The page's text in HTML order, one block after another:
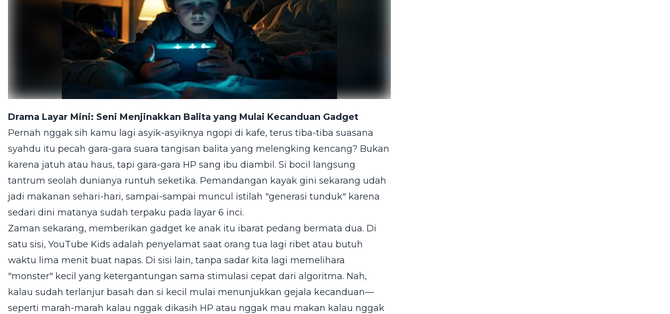
Drama Layar Mini: Seni Menjinakkan Balita yang Mulai Kecanduan Gadget
Pernah nggak sih kamu lagi asyik-asyiknya ngopi di kafe, terus tiba-tiba suasana
syahdu itu pecah gara-gara suara tangisan balita yang melengking kencang? Bukan
karena jatuh atau haus, tapi gara-gara HP sang ibu diambil. Si bocil langsung
tantrum seolah dunianya runtuh seketika. Pemandangan kayak gini sekarang udah
jadi makanan sehari-hari, sampai-sampai muncul istilah "generasi tunduk" karena
sedari dini matanya sudah terpaku pada layar 6 inci.
Zaman sekarang, memberikan gadget ke anak itu ibarat pedang bermata dua. Di
satu sisi, YouTube Kids adalah penyelamat saat orang tua lagi ribet atau butuh
waktu lima menit buat napas. Di sisi lain, tanpa sadar kita lagi memelihara
"monster" kecil yang ketergantungan sama stimulasi cepat dari algoritma. Nah,
kalau sudah terlanjur basah dan si kecil mulai menunjukkan gejala kecanduan—
seperti marah-marah kalau nggak dikasih HP atau nggak mau makan kalau nggak